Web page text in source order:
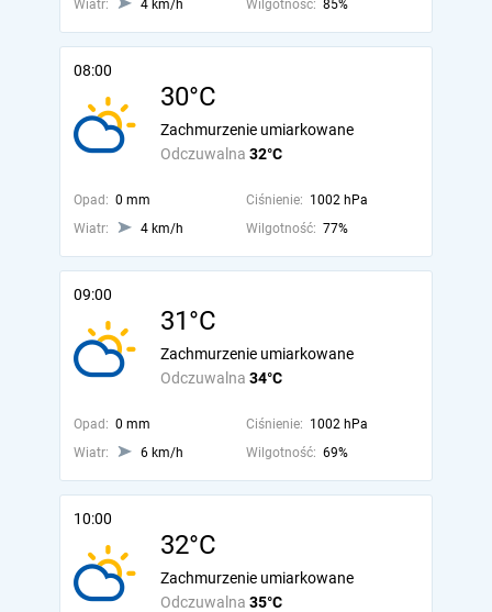
Wiatr: 4 km/h Wilgotność: 85%
08:00
30°C
Odczuwalna 32°C
Zachmurzenie umiarkowane
Opad: 0 mm Ciśnienie: 1002 hPa
Wiatr:
4 km/h Wilgotność: 77%
09:00
31°C
Odczuwalna 34°C
Zachmurzenie umiarkowane
Opad: 0 mm Ciśnienie: 1002 hPa
Wiatr:
6 km/h Wilgotność: 69%
10:00
32°C
Odczuwalna 35°C
Zachmurzenie umiarkowane